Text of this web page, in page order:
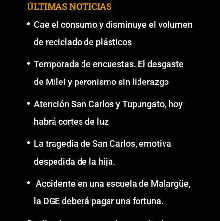
ÚLTIMAS NOTICIAS
Cae el consumo y disminuye el volumen
de reciclado de plásticos
Temporada de encuestas. El desgaste
de Milei y peronismo sin liderazgo
Atención San Carlos y Tupungato, hoy
habrá cortes de luz
La tragedia de San Carlos, emotiva
despedida de la hija.
Accidente en una escuela de Malargüe,
la DGE deberá pagar una fortuna.